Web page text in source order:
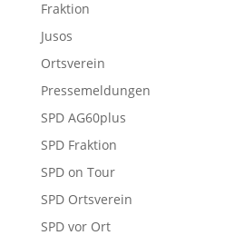
Fraktion
Jusos
Ortsverein
Pressemeldungen
SPD AG60plus
SPD Fraktion
SPD on Tour
SPD Ortsverein
SPD vor Ort